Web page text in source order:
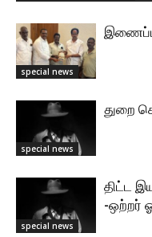
special news
special news
துறை
special news
திட்ட
-ஒற்றர்